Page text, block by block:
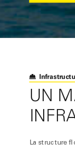
UN
La structure